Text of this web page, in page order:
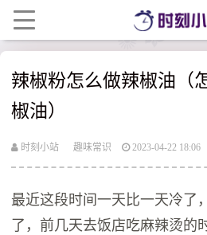
辣椒粉怎么做辣椒油（
椒油）
时刻小站 趣味常识 2023-04-22 18:06
最近这段时间一天比一天冷了
了，前几天去饭店吃麻辣烫的